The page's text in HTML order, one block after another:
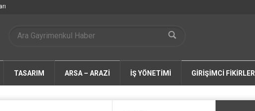
TASARIM ARSA – ARAZİ İŞ YÖNETİMİ GİRİŞİMCİ FİKİRLER